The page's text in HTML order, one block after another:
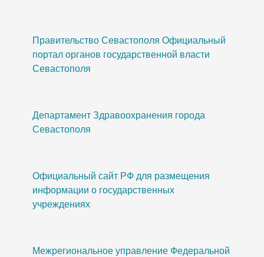
Правительство Севастополя Официальный
портал органов государственной власти
Севастополя
Департамент Здравоохранения города
Севастополя
Официальный сайт РФ для размещения
информации о государственных
учреждениях
Межрегиональное управление Федеральной